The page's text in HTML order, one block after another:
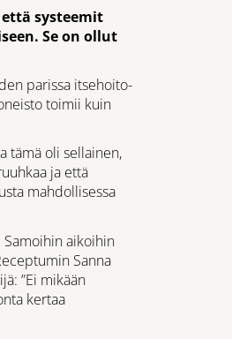
systeemit
Se on ollut
parissa itsehoito-
toimii kuin
tämä oli sellainen,
ja että
mahdollisessa
aikoihin
Sanna
”Ei mikään
kertaa